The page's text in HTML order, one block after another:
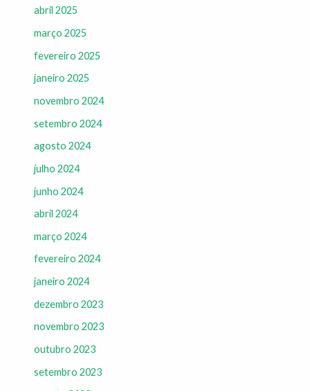
abril 2025
março 2025
fevereiro 2025
janeiro 2025
novembro 2024
setembro 2024
agosto 2024
julho 2024
junho 2024
abril 2024
março 2024
fevereiro 2024
janeiro 2024
dezembro 2023
novembro 2023
outubro 2023
setembro 2023